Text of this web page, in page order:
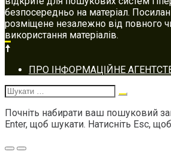
безпосередньо на матеріал.
розміщене незалежно від повного
використання матеріалів.
Footer
navigation
ПРО ІНФОРМАЦІЙНЕ
Шукати:
Почніть набирати ваш пошуковий
Enter, щоб шукати. Натисніть Esc,
Меню